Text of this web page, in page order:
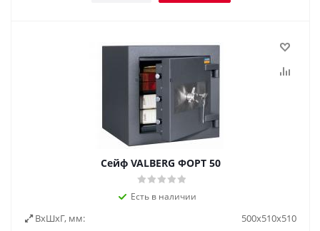
Сейф VALBERG ФОРТ 50
Есть в наличии
ВxШxГ, мм:
500х510х510